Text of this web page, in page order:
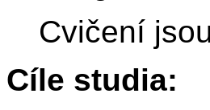
Cvičení
Cíle studia: